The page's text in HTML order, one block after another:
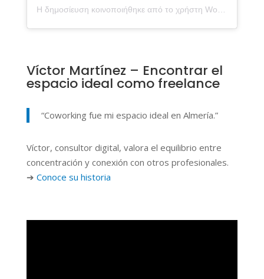
Víctor Martínez – Encontrar el
espacio ideal como freelance
“Coworking fue mi espacio ideal en Almería.”
Víctor, consultor digital, valora el equilibrio entre
concentración y conexión con otros profesionales.
➔ Conoce su historia